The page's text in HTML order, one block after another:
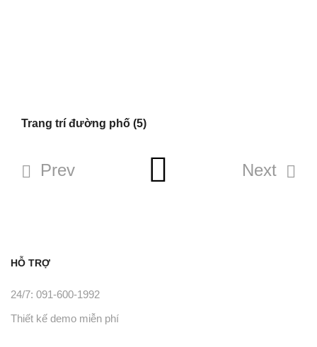
Trang trí đường phố (5)
Prev Next
HỖ TRỢ
24/7: 091-600-1992
Thiết kế demo miễn phí